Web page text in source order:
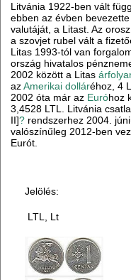
Litvánia 1922-ben vált
ebben az évben
valutáját, a Litast. Az
a szovjet rubel vált a
Litas 1993-tól van
ország hivatalos
2002 között a Litas
azAmerikai dolláréhoz, 4
2002 óta már az Euróhoz
3,4528 LTL. Litvánia
II]? rendszerhez 2004.
valószínűleg 2012-ben
Eurót.
Jelölés:
LTL, Lt